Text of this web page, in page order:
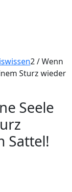
2/Wenn
Sturz wieder
Seele
Sattel!